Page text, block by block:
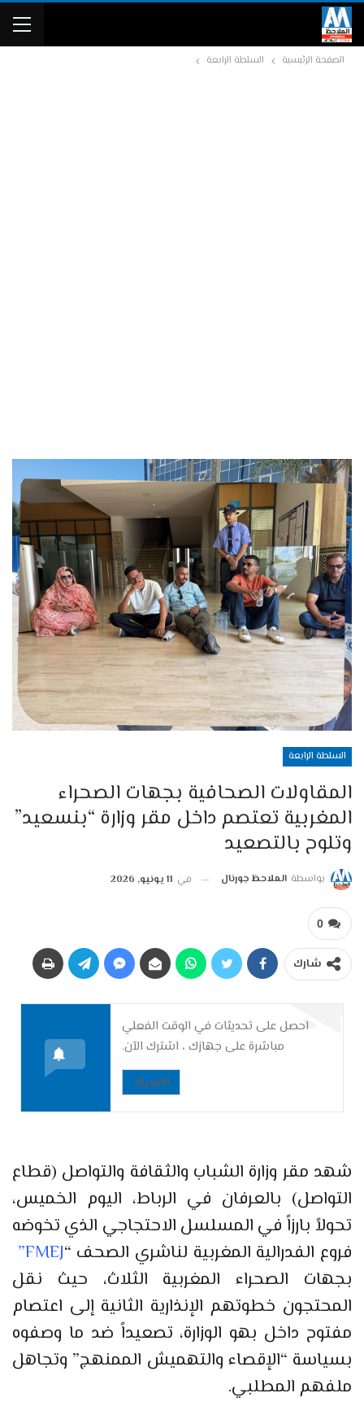
الصفحة الرئيسية السلطة الرابعة
السلطة الرابعة
المقاولات الصحافية بجهات الصحراء
المغربية تعتصم داخل مقر وزارة “بنسعيد”
وتلوح بالتصعيد
بواسطة الملاحظ جورنال في 11 يونيو, 2026
0
شارك
احصل على تحديثات في الوقت الفعلي
مباشرة على جهازك ، اشترك الآن.
الاشتراك
شهد مقر وزارة الشباب والثقافة والتواصل (قطاع
التواصل) بالعرفان في الرباط، اليوم الخميس،
تحولاً بارزاً في المسلسل الاحتجاجي الذي تخوضه
فروع الفدرالية المغربية لناشري الصحف “FMEJ”
بجهات الصحراء المغربية الثلاث، حيث نقل
المحتجون خطوتهم الإنذارية الثانية إلى اعتصام
مفتوح داخل بهو الوزارة، تصعيداً ضد ما وصفوه
بسياسة “الإقصاء والتهميش الممنهج” وتجاهل
ملفهم المطلبي.